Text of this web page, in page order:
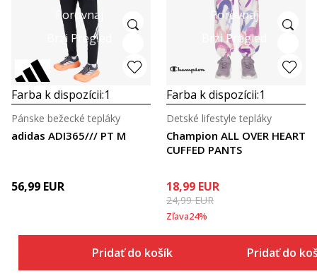
Porovnaj
Brzi Pregled
Farba k dispozícii:1
adidas ADI365/// PT M
Pánske bežecké tepláky
56,99 EUR
Pridať do košíka
Porovnaj
Brzi Pregled
Farba k dispozícii:1
Champion ALL OVER HEART
CUFFED PANTS
Detské lifestyle tepláky
18,99 EUR
24,99EUR
Zľava24%
Pridať do